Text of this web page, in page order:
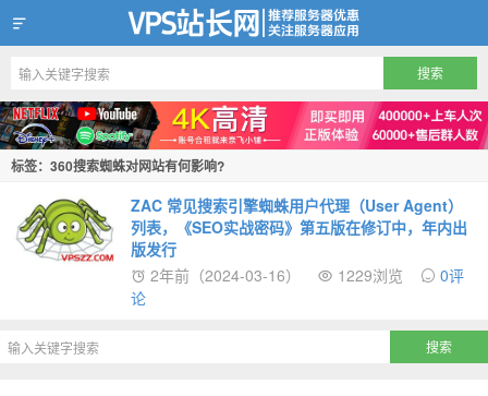
VPS站长网
标签：360搜索蜘蛛对网站有何影响?
ZAC 常见搜索引擎蜘蛛用户代理（User Agent）
列表，《SEO实战密码》第五版在修订中，年内出
版发行
2年前（2024-03-16）
1229浏览
0评
论